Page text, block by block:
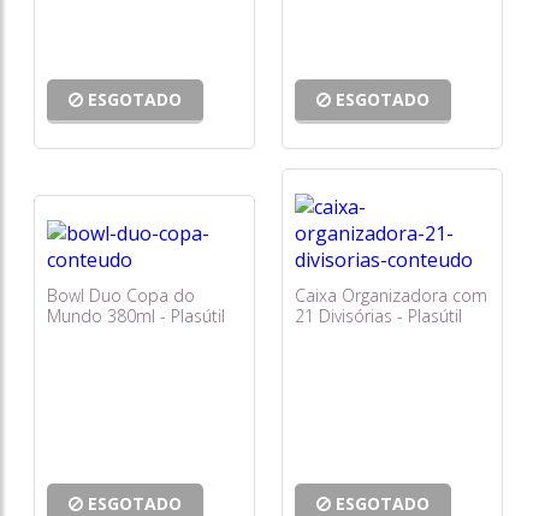
ESGOTADO ESGOTADO
Bowl Duo Copa do
Mundo 380ml - Plasútil
ESGOTADO
Caixa Organizadora com
21 Divisórias - Plasútil
ESGOTADO